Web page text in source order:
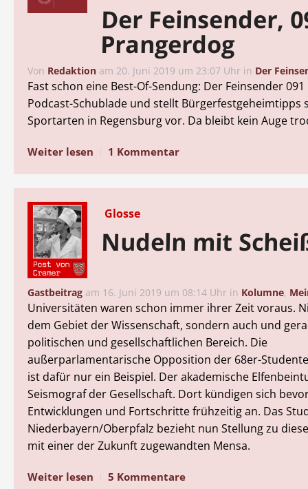
Der Feinsender,
Prangerdog
Von Redaktion am 20. Juni 2019 um 23:07 Uhr in Der
Fast schon eine Best-Of-Sendung: Der Feinsender
Podcast-Schublade und stellt Bürgerfestgeheimtipps
Sportarten in Regensburg vor. Da bleibt kein Auge
Weiter lesen 1 Kommentar
Glosse
Nudeln mit
Gastbeitrag am 16. Juni 2019 um 08:14 Uhr in Kolumne,
Universitäten waren schon immer ihrer Zeit voraus.
dem Gebiet der Wissenschaft, sondern auch und
politischen und gesellschaftlichen Bereich. Die
außerparlamentarische Opposition der 68er-
ist dafür nur ein Beispiel. Der akademische
Seismograf der Gesellschaft. Dort kündigen sich
Entwicklungen und Fortschritte frühzeitig an. Das
Niederbayern/Oberpfalz bezieht nun Stellung zu
mit einer der Zukunft zugewandten Mensa.
Weiter lesen 5 Kommentare